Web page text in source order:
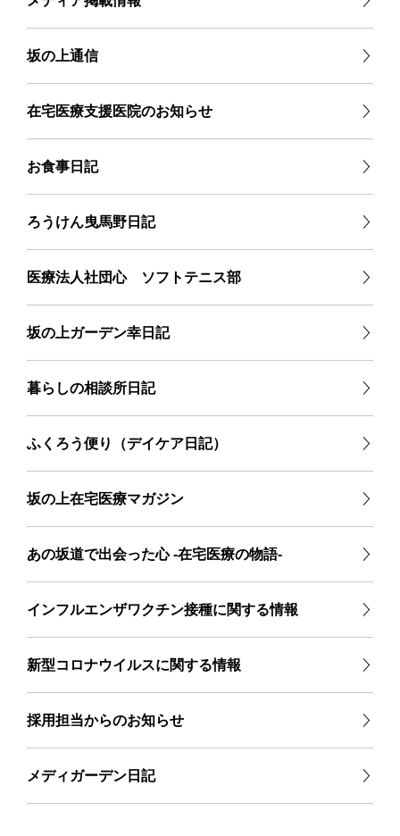
坂の上通信
在宅医療支援医院のお知らせ
お食事日記
ろうけん曳馬野日記
医療法人社団心 ソフトテニス部
坂の上ガーデン幸日記
暮らしの相談所日記
ふくろう便り（デイケア日記）
坂の上在宅医療マガジン
あの坂道で出会った心 -在宅医療の物語-
インフルエンザワクチン接種に関する情報
新型コロナウイルスに関する情報
採用担当からのお知らせ
メディガーデン日記